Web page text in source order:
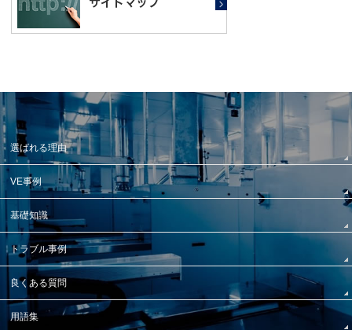
選ばれる理由
VE事例
基礎知識
トラブル事例
良くある質問
用語集